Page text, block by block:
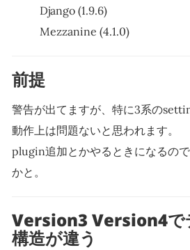
Django (1.9.6)
Mezzanine (4.1.0)
前提
警告が出てますが、特に3系の
動作上は問題ないと思われます。
plugin追加とかやるときになるの
かと。
Version3 Version4で
構造が違う